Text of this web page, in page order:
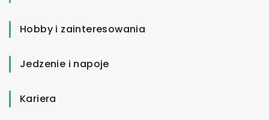
Hobby i zainteresowania
Jedzenie i napoje
Kariera